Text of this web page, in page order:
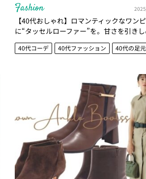
Fashion
【40代おしゃれ】ロマンティックなワンピ
に“タッセルローファー”を。甘さを引き
大人の足もと4選
40代コーデ 40代ファッション 40代の足元